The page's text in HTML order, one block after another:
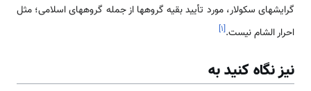
گرایش­های سکولار، مورد تأیید بقیه گروه­ها از جمله گروه­های اسلامی؛ مثل
احرار الشام نیست.[۱]
نیز نگاه کنید به